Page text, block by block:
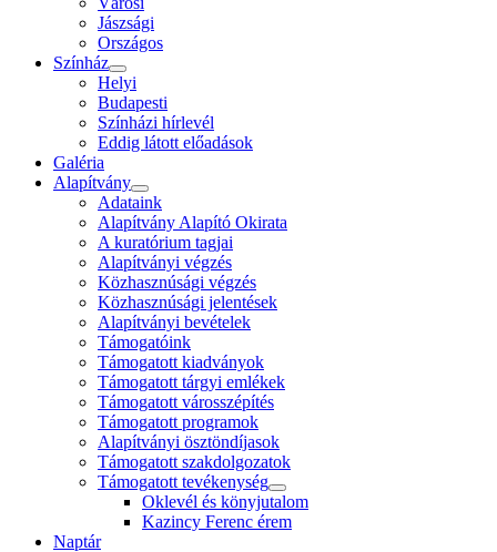
Jászsági
Országos
Színház
Helyi
Budapesti
Színházi hírlevél
Eddig látott előadások
Galéria
Alapítvány
Adataink
Alapítvány Alapító Okirata
A kuratórium tagjai
Alapítványi végzés
Közhasznúsági végzés
Közhasznúsági jelentések
Alapítványi bevételek
Támogatóink
Támogatott kiadványok
Támogatott tárgyi emlékek
Támogatott városszépítés
Támogatott programok
Alapítványi ösztöndíjasok
Támogatott szakdolgozatok
Támogatott tevékenység
Oklevél és könyjutalom
Kazincy Ferenc érem
Naptár